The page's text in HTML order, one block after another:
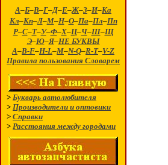
А–Б–В–Г–Д–Е–Ж–З–И–Ка
Кл–Кп–Л–М–Н–О–Па–Пл–Пп
Р–С–Т–У–Ф–Х–Ц–Ч–Ш–Щ
Э–Ю–Я–НЕ БУКВЫ
A–B-F–H-L–M–N-Q–R-T–V-Z
Правила пользования Словарем
> Букварь автолюбителя
> Производители и оптовики
> Справки
> Расстояния между городами